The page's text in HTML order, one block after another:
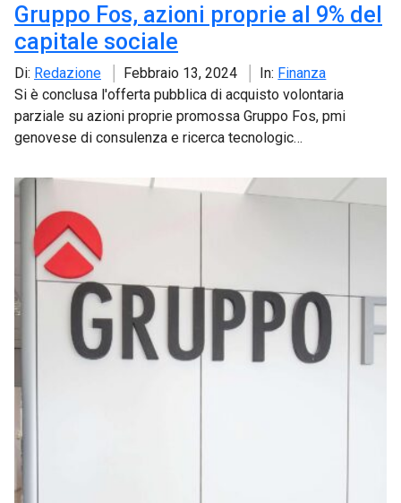
Gruppo Fos, azioni proprie al 9% del
capitale sociale
Di: Redazione Febbraio 13, 2024 In: Finanza
Si è conclusa l'offerta pubblica di acquisto volontaria
parziale su azioni proprie promossa Gruppo Fos, pmi
genovese di consulenza e ricerca tecnologic…